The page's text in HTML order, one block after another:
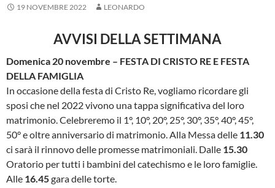
19 NOVEMBRE 2022 LEONARDO
AVVISI DELLA SETTIMANA
Domenica 20 novembre – FESTA DI CRISTO RE E FESTA
DELLA FAMIGLIA
In occasione della festa di Cristo Re, vogliamo ricordare gli
sposi che nel 2022 vivono una tappa significativa del loro
matrimonio. Celebreremo il 1°, 10°, 20°, 25°, 30°, 35°, 40°, 45°,
50° e oltre anniversario di matrimonio. Alla Messa delle 11.30
ci sarà il rinnovo delle promesse matrimoniali. Dalle 15.30
Oratorio per tutti i bambini del catechismo e le loro famiglie.
Alle 16.45gara delle torte.